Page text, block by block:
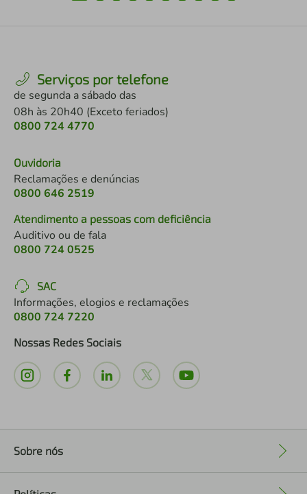
Serviços por telefone
de segunda a sábado das
08h às 20h40 (Exceto feriados)
0800 724 4770
Ouvidoria
Reclamações e denúncias
0800 646 2519
Atendimento a pessoas com deficiência
Auditivo ou de fala
0800 724 0525
SAC
Informações, elogios e reclamações
0800 724 7220
Nossas Redes Sociais
Sobre nós